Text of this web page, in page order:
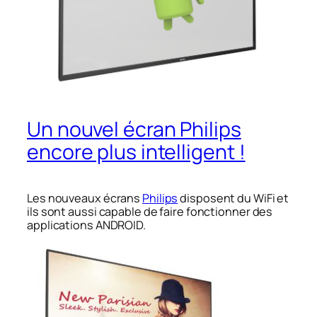
Un nouvel écran Philips
encore plus intelligent !
Les nouveaux écrans Philipsdisposent du WiFi et
ils sont aussi capable de faire fonctionner des
applications ANDROID.